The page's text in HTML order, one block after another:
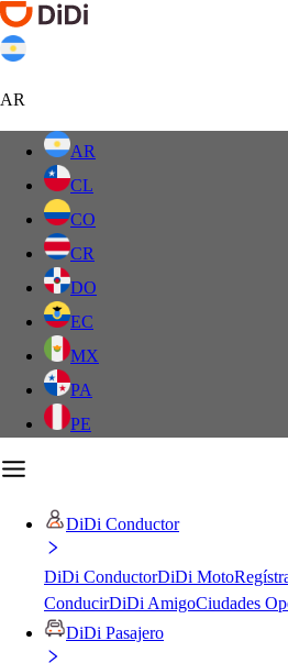
AR
AR
CL
CO
CR
DO
EC
MX
PA
PE
DiDi Conductor
DiDi ConductorDiDi Moto
ConducirDiDi AmigoCiudades
DiDi Pasajero